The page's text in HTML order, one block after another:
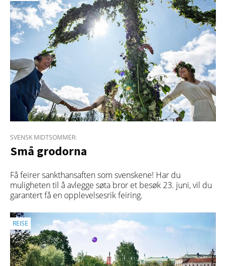
SVENSK MIDTSOMMER:
Små grodorna
Få feirer sankthansaften som svenskene! Har du
muligheten til å avlegge søta bror et besøk 23. juni, vil du
garantert få en opplevelsesrik feiring.
REISE